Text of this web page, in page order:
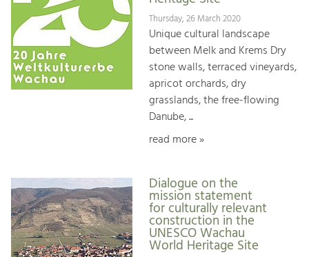
Thursday, 26 March 2020
Unique cultural landscape
between Melk and Krems Dry
stone walls, terraced vineyards,
apricot orchards, dry
grasslands, the free-flowing
Danube, ...
read more »
Dialogue on the
mission statement
for culturally relevant
construction in the
UNESCO Wachau
World Heritage Site